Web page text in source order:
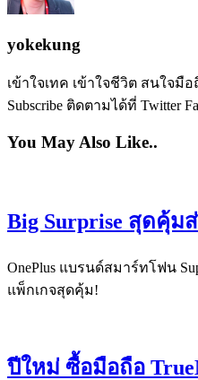
yokekung
เข้าใจเทค เข้าใจชีวิต สนใจมือ
Subscribe ติดตามได้ที่ Twitter
You May Also Like..
Big Surprise สุดคุ้มส่
OnePlus แบรนด์สมาร์ทโฟน
แพ็กเกจสุดคุ้ม!
ปีใหม่ ซื้อมือถือ